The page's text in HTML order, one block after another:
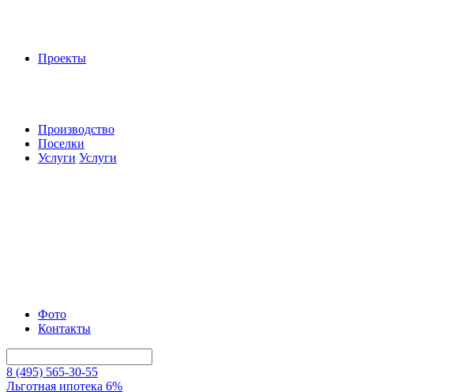
Проекты
Производство
Поселки
Услуги Услуги
Фото
Контакты
8 (495) 565-30-55
Льготная ипотека 6%